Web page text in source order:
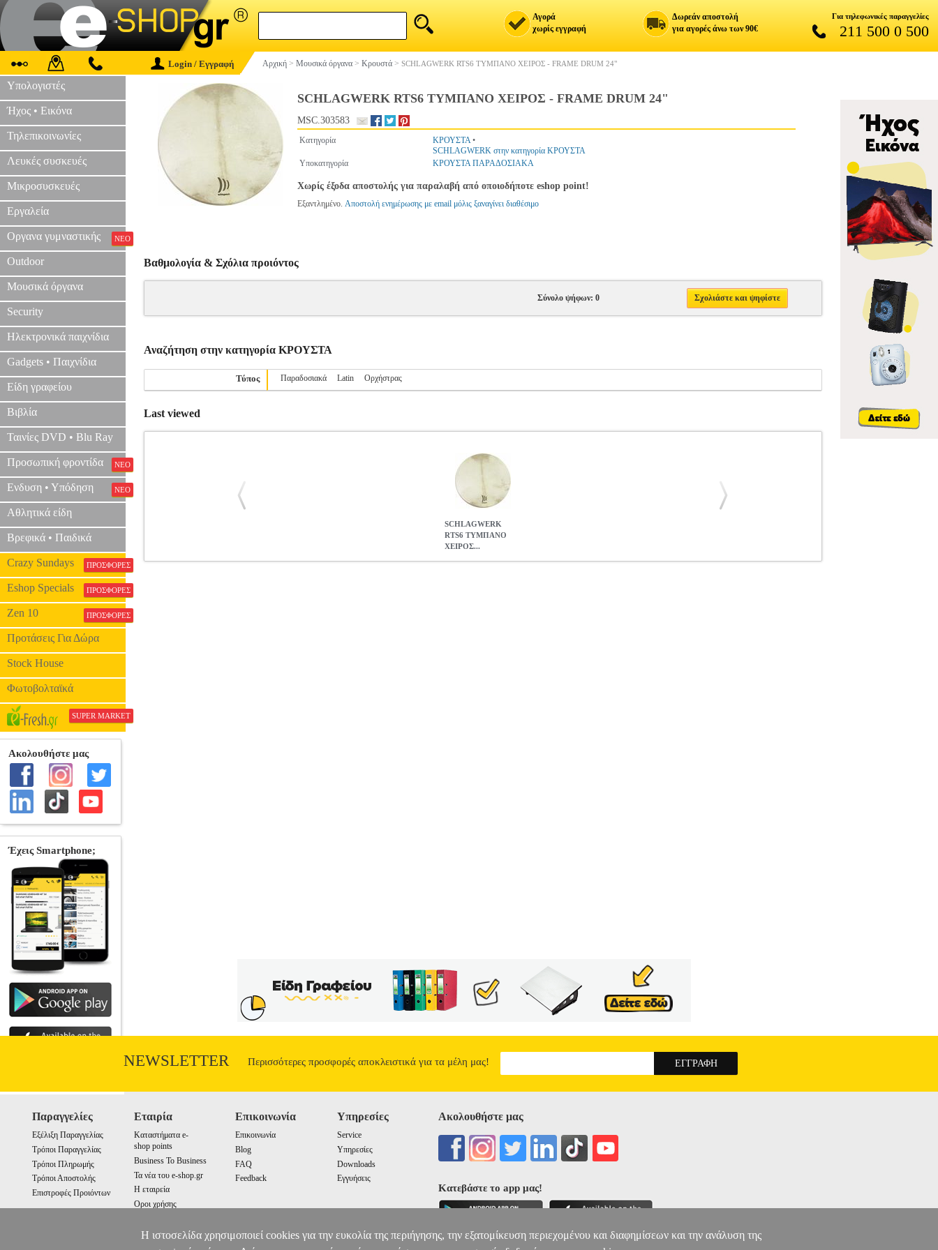
Αγορά
χωρίς εγγραφή
Δωρεάν αποστολή
για αγορές άνω των 90€
Για τηλεφωνικές παραγγελίες
211 500 0 500
Login / Εγγραφή Αρχική > Μουσικά όργανα > Κρουστά > SCHLAGWERK RTS6 ΤΥΜΠΑΝΟ ΧΕΙΡΟΣ - FRAME DRUM 24"
Υπολογιστές
Ήχος • Εικόνα
Τηλεπικοινωνίες
Λευκές συσκευές
Μικροσυσκευές
Εργαλεία
Οργανα γυμναστικής ΝΕΟ
Outdoor
Μουσικά όργανα
Security
Ηλεκτρονικά παιχνίδια
Gadgets • Παιχνίδια
Είδη γραφείου
Βιβλία
Ταινίες DVD • Blu Ray
Προσωπική φροντίδα ΝΕΟ
Ενδυση • Υπόδηση ΝΕΟ
Αθλητικά είδη
Βρεφικά • Παιδικά
Crazy Sundays ΠΡΟΣΦΟΡΕΣ
Eshop Specials ΠΡΟΣΦΟΡΕΣ
Zen 10 ΠΡΟΣΦΟΡΕΣ
Προτάσεις Για Δώρα
Stock House
Φωτοβολταϊκά
SUPER MARKET
SCHLAGWERK RTS6 ΤΥΜΠΑΝΟ ΧΕΙΡΟΣ - FRAME DRUM 24"
MSC.303583
Κατηγορία ΚΡΟΥΣΤΑ•
SCHLAGWERK στην κατηγορία ΚΡΟΥΣΤΑ
Υποκατηγορία
ΚΡΟΥΣΤΑ ΠΑΡΑΔΟΣΙΑΚΑ
Χωρίς έξοδα αποστολής για παραλαβή από οποιοδήποτε eshop point!
Εξαντλημένο. Αποστολή ενημέρωσης με email μόλις ξαναγίνει διαθέσιμο
Βαθμολογία & Σχόλια προιόντος
Σύνολο ψήφων: 0 Σχολιάστε και ψηφίστε
Αναζήτηση στην κατηγορία ΚΡΟΥΣΤΑ
Τύπος Παραδοσιακά Latin Ορχήστρας
Last viewed
SCHLAGWERK
RTS6 ΤΥΜΠΑΝΟ
ΧΕΙΡΟΣ...
NEWSLETTER Περισσότερες προσφορές αποκλειστικά για τα μέλη μας!
Παραγγελίες
Εξέλιξη Παραγγελίας
Τρόποι Παραγγελίας
Τρόποι Πληρωμής
Τρόποι Αποστολής
Επιστροφές Προιόντων
Εταιρία
Καταστήματα e-
shop points
Business To Business
Τα νέα του e-shop.gr
Η εταιρεία
Οροι χρήσης
Επικοινωνία
Επικοινωνία
Blog
FAQ
Feedback
Υπηρεσίες
Service
Υπηρεσίες
Downloads
Εγγυήσεις
Ακολουθήστε μας
Κατεβάστε το app μας!
Η ιστοσελίδα χρησιμοποιεί cookies για την ευκολία της περιήγησης, την εξατομίκευση περιεχομένου και διαφημίσεων και την ανάλυση της